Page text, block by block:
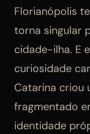
Florianópolis
torna singular
cidade-ilha. E
curiosidade
Catarina criou
fragmentado
identidade